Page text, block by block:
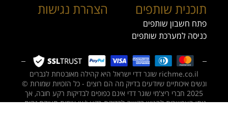
תוכנית שותפים
פתח חשבון שותפים
כניסה למערכת שותפים
הצהרת נגישות
richme.co.il שוגר דדי ישראל היא קהילה מאובטחת לגברים
ונשים איכותיים שיודעים בדיוק מה הם רוצים - כל הזכויות שמורות ©
2025 חברי ריצ'מי שוגר דדי אינם כפופים לבדיקות רקע חובה, אך
ניתן האפשרות להגיש בקשה לבדיקת רקע ו/או אימות תעודת זהות.